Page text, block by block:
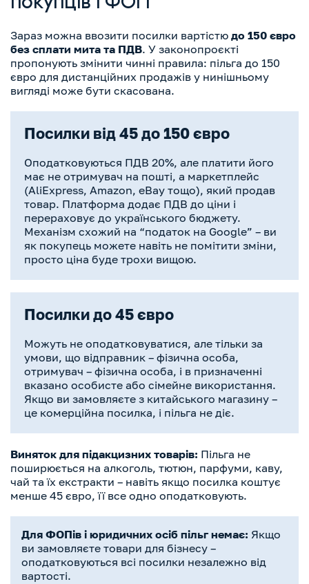
покупців і ФОП
Зараз можна ввозити посилки вартістю до 150 євро
без сплати мита та ПДВ. У законопроєкті
пропонують змінити чинні правила: пільга до 150
євро для дистанційних продажів у нинішньому
вигляді може бути скасована.
Посилки від 45 до 150 євро
Оподатковуються ПДВ 20%, але платити його
має не отримувач на пошті, а маркетплейс
(AliExpress, Amazon, eBay тощо), який продав
товар. Платформа додає ПДВ до ціни і
перераховує до українського бюджету.
Механізм схожий на “податок на Google” – ви
як покупець можете навіть не помітити зміни,
просто ціна буде трохи вищою.
Посилки до 45 євро
Можуть не оподатковуватися, але тільки за
умови, що відправник – фізична особа,
отримувач – фізична особа, і в призначенні
вказано особисте або сімейне використання.
Якщо ви замовляєте з китайського магазину –
це комерційна посилка, і пільга не діє.
Виняток для підакцизних товарів: Пільга не
поширюється на алкоголь, тютюн, парфуми, каву,
чай та їх екстракти – навіть якщо посилка коштує
менше 45 євро, її все одно оподатковують.
Для ФОПів і юридичних осіб пільг немає: Якщо
ви замовляєте товари для бізнесу –
оподатковуються всі посилки незалежно від
вартості.